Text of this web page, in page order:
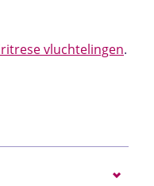
vluchtelingen.